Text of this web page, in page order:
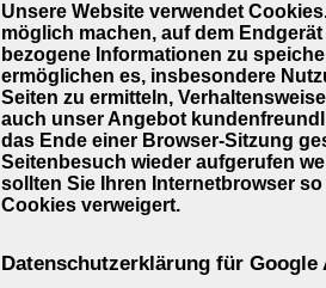
Unsere Website verwendet
möglich machen, auf dem
bezogene Informationen zu
ermöglichen es, insbesondere
Seiten zu ermitteln,
auch unser Angebot
das Ende einer Browser-Sitzung
Seitenbesuch wieder aufgerufen
sollten Sie Ihren Internetbrowser
Cookies verweigert.
Datenschutzerklärung für Google